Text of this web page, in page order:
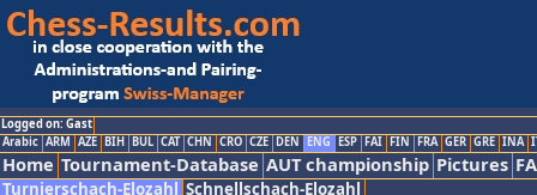
Logged on: Gast
Arabic ARM AZE BIH BUL CAT CHN CRO CZE DEN ENG ESP FAI FIN FRA GER GRE INA
Home Tournament-Database AUT championship Pictures
Turnierschach-Elozahl Schnellschach-Elozahl